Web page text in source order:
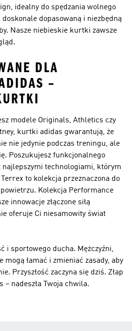
idealny do spędzania wolnego
dopasowaną i niezbędną
Nasze niebieskie kurtki zawsze
DLA
–
modele Originals, Athletics czy
kurtki adidas gwarantują, że
nie jedynie podczas treningu, ale
Poszukujesz funkcjonalnego
najlepszymi technologiami, którym
to kolekcja przeznaczona do
Kolekcja Performance
innowacje złączone siłą
oferuje Ci niesamowity świat
i sportowego ducha. Mężczyźni,
mogą łamać i zmieniać zasady, aby
Przyszłość zaczyna się dziś. Złap
nadeszła Twoja chwila.